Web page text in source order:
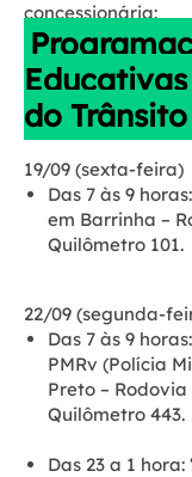
concessionária:
do
19/09 (sexta-feira)
Das 7 às 9 horas:
em Barrinha –
Quilômetro 101.
22/09 (segunda-
Das 7 às 9 horas:
PMRv (Polícia
Preto – Rodovia
Quilômetro 443.
Das 23 a 1 hora: